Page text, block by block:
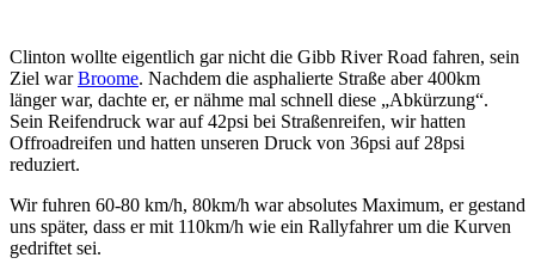
Clinton wollte eigentlich gar nicht die Gibb River Road fahren, sein
Ziel warBroome. Nachdem die asphalierte Straße aber 400km
länger war, dachte er, er nähme mal schnell diese „Abkürzung“.
Sein Reifendruck war auf 42psi bei Straßenreifen, wir hatten
Offroadreifen und hatten unseren Druck von 36psi auf 28psi
reduziert.
Wir fuhren 60-80 km/h, 80km/h war absolutes Maximum, er gestand
uns später, dass er mit 110km/h wie ein Rallyfahrer um die Kurven
gedriftet sei.